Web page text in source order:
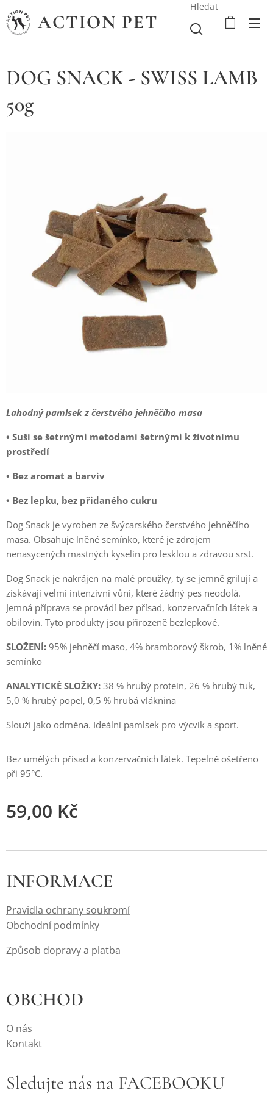
ACTION PET
Hledat
DOG SNACK - SWISS LAMB
50g
Lahodný pamlsek z čerstvého jehněčího masa
• Suší se šetrnými metodami šetrnými k životnímu
prostředí
• Bez aromat a barviv
• Bez lepku, bez přidaného cukru
Dog Snack je vyroben ze švýcarského čerstvého jehněčího
masa. Obsahuje lněné semínko, které je zdrojem
nenasycených mastných kyselin pro lesklou a zdravou srst.
Dog Snack je nakrájen na malé proužky, ty se jemně grilují a
získávají velmi intenzivní vůni, které žádný pes neodolá.
Jemná příprava se provádí bez přísad, konzervačních látek a
obilovin. Tyto produkty jsou přirozeně bezlepkové.
SLOŽENÍ: 95% jehněčí maso, 4% bramborový škrob, 1% lněné
semínko
ANALYTICKÉ SLOŽKY: 38 % hrubý protein, 26 % hrubý tuk,
5,0 % hrubý popel, 0,5 % hrubá vláknina
Slouží jako odměna. Ideální pamlsek pro výcvik a sport.
Bez umělých přísad a konzervačních látek. Tepelně ošetřeno
při 95°C.
59,00 Kč
INFORMACE
Pravidla ochrany soukromí
Obchodní podmínky
Způsob dopravy a platba
OBCHOD
O nás
Kontakt
Sledujte nás na FACEBOOKU